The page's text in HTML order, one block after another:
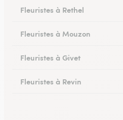
Fleuristes à Rethel
Fleuristes à Mouzon
Fleuristes à Givet
Fleuristes à Revin